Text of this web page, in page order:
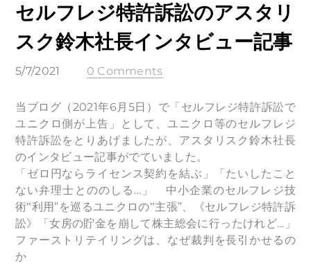
セルフレジ特許訴訟のアスタリ
スク鈴木社長インタビュー記事
5/7/2021 0 Comments
当ブログ（2021年6月5日）で「セルフレジ特許訴訟で
ユニクロ側が上告」として、ユニクロ等のセルフレジ
特許訴訟をとりあげましたが、アスタリスク鈴木社長
のインタビュー記事がでていました。
「ゼロ円ならライセンス契約を結ぶ」「たいしたこと
ない弁理士とののしる…」 中小企業のセルフレジ技
術‟利用”を巡るユニクロの‟主張”、《セルフレジ特許訴
訟》「女房の貯金を崩して株主総会に行ったけれど…」
ファーストリテイリングは、なぜ裁判を長引かせるの
か